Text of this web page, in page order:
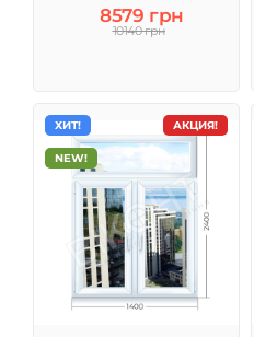
8579 грн
10140 грн
АКЦИЯ!
ХИТ!
NEW!